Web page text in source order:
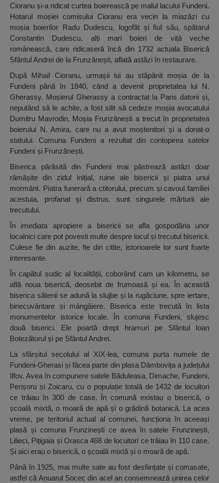
Cioranu și-a ridicat curtea boierească pe malul lacului Fundeni.
Hotarul moșiei comisului Cioranu era vecin la miazăzi cu
moșia boierilor Radu Dudescu, logofăt și fiul său, spătarul
Constantin Dudescu, alți mari boieri de viță veche
românească, care ridicaseră încă din 1732 actuala Biserică
Sfântul Andrei de la Frunzănești, aflată astăzi în restaurare.
După Mihail Cioranu, urmașii lui au stăpânit moșia de la
Fundeni până în 1840, când a devenit proprietatea lui N.
Gherassy. Moșierul Gherassy a contractat la Paris datorii și,
neputând să le achite, a fost silit să cedeze moșia avocatului
Dumitru Mavrodin. Moșia Frunzănești a trecut în proprietatea
boierului N. Amira, care nu a avut moștenitori și a donat-o
statului. Comuna Fundeni a rezultat din contopirea satelor
Fundeni și Frunzănești.
Biserica părăsită din Fundeni mai păstrează astăzi doar
rămășite din zidul inițial, ruine ale bisericii și piatra unui
mormânt. Piatra funerară a ctitorului, precum și cavoul familiei
acestuia, profanat și distrus, sunt singurele mărturii ale
trecutului.
În imediata apropiere a bisericii se afla gospodăria unor
localnici care pot povesti multe despre locul și trecutul bisericii.
Culese fie din auzite, fie din citite, istorioarele lor sunt foarte
interesante.
În capătul sudic al localității, coborând cam un kilometru, se
află noua biserică, deosebit de frumoasă și ea. În această
biserica sătenii se adună la slujbe și la rugăciune, spre iertare,
binecuvântare și mângâiere. Biserica este trecută în lista
monumentelor istorice locale. În comuna Fundeni, slujesc
două biserici. Ele poartă drept hramuri pe Sfântul Ioan
Botezătorul și pe Sfântul Andrei.
La sfârșitul secolului al XIX-lea, comuna purta numele de
Fundeni-Gherasi și făcea parte din plasa Dâmbovița a județului
Ilfov. Avea în compunere satele Băduleasa, Dimache, Fundeni,
Perișoru și Zoicaru, cu o populație totală de 1432 de locuitori
ce trăiau în 300 de case. În comună existau o biserică, o
școală mixtă, o moară de apă și o grădină botanică. La acea
vreme, pe teritoriul actual al comunei, funcționa în aceeași
plasă și comuna Frunzinești ce avea în satele Frunzinești,
Lilieci, Pițigaia și Orasca 468 de locuitori ce trăiau în 110 case.
Și aici erau o biserică, o școală mixtă și o moară de apă.
Până în 1925, mai multe sate au fost desființate și comasate,
astfel că Anuarul Socec din acel an consemnează unirea celor